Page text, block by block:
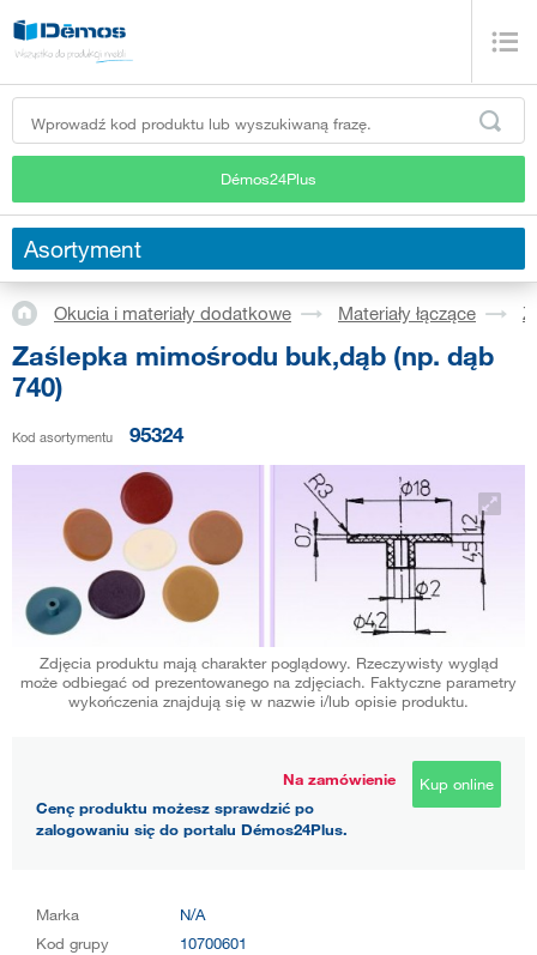
Démos24Plus
Asortyment
Okucia i materiały dodatkowe Materiały łączące
Zaślepka mimośrodu buk,dąb (np. dąb
740)
Kod asortymentu 95324
Zdjęcia produktu mają charakter poglądowy. Rzeczywisty wygląd
może odbiegać od prezentowanego na zdjęciach. Faktyczne parametry
wykończenia znajdują się w nazwie i/lub opisie produktu.
Na zamówienie
Cenę produktu możesz sprawdzić po
zalogowaniu się do portalu Démos24Plus.
Kup online
Marka
N/A
Kod grupy
10700601